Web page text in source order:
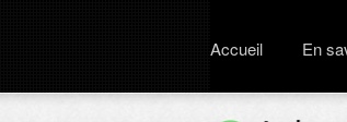
Accueil En